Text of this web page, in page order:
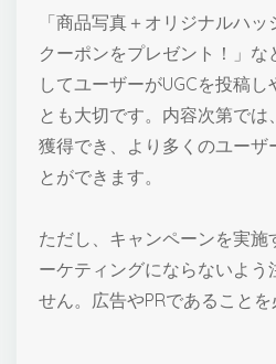
「商品写真＋オリジナルハ
クーポンをプレゼント！」な
してユーザーがUGCを投稿
とも大切です。内容次第では
獲得でき、より多くのユーザ
とができます。
ただし、キャンペーンを実施
ーケティングにならないよう
せん。広告やPRであることを